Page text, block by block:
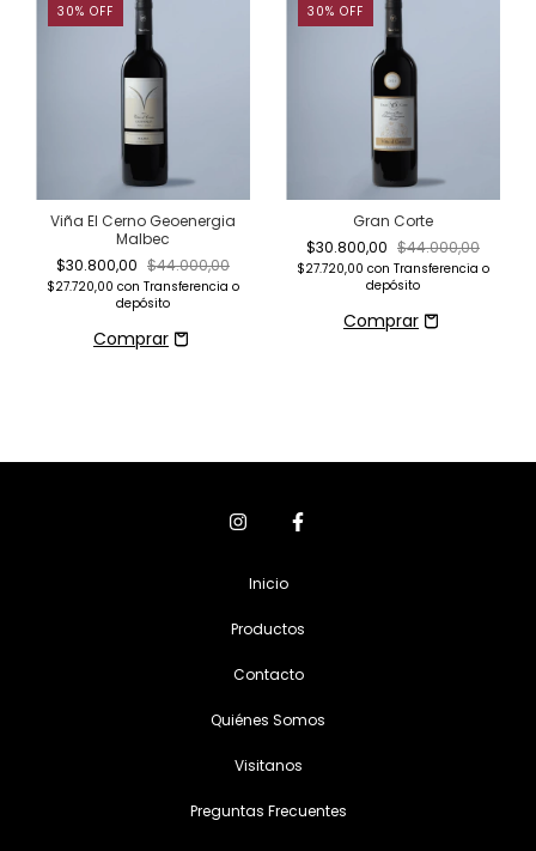
30% OFF
Viña El Cerno Geoenergia
Malbec
$30.800,00 $44.000,00
$27.720,00 con Transferencia o
depósito
30% OFF
Gran Corte
$30.800,00 $44.000,00
$27.720,00 con Transferencia o
depósito
Inicio
Productos
Contacto
Quiénes Somos
Visitanos
Preguntas Frecuentes